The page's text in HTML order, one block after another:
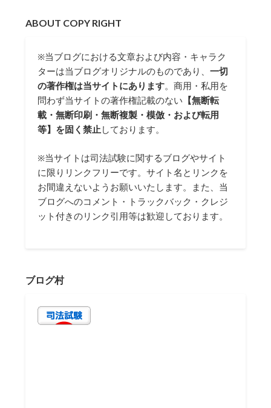
ABOUT COPY RIGHT
※当ブログにおける文章および内容・キャラク
ターは当ブログオリジナルのものであり、一切
の著作権は当サイトにあります。商用・私用を
問わず当サイトの著作権記載のない 【無断転
載・無断印刷・無断複製・模倣・および転用
等】を固く禁止しております。
※当サイトは司法試験に関するブログやサイト
に限りリンクフリーです。サイト名とリンクを
お間違えないようお願いいたします。また、当
ブログへのコメント・トラックバック・クレジ
ット付きのリンク引用等は歓迎しております。
ブログ村